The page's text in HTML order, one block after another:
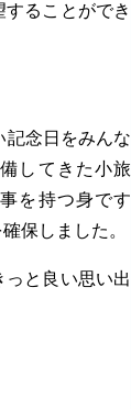
ることができ
記念日をみんな
してきた小旅
を持つ身です
保しました。
と良い思い出